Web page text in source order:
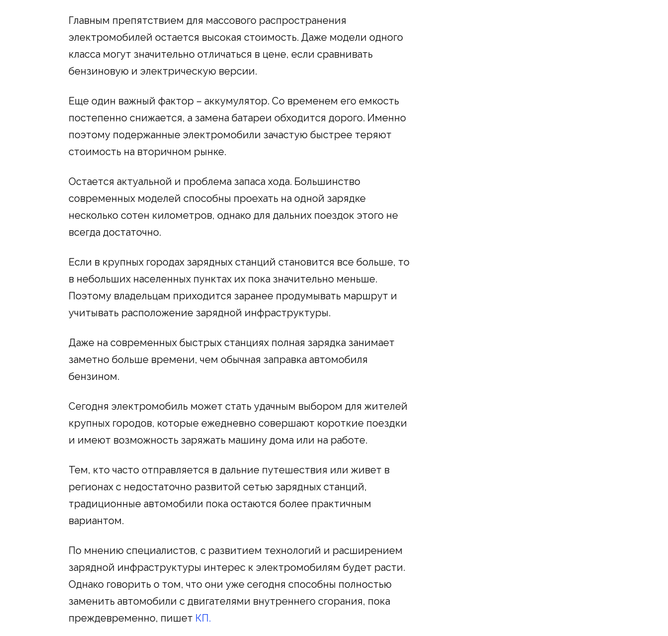
Главным препятствием для массового распространения
электромобилей остается высокая стоимость. Даже модели одного
класса могут значительно отличаться в цене, если сравнивать
бензиновую и электрическую версии.
Еще один важный фактор – аккумулятор. Со временем его емкость
постепенно снижается, а замена батареи обходится дорого. Именно
поэтому подержанные электромобили зачастую быстрее теряют
стоимость на вторичном рынке.
Остается актуальной и проблема запаса хода. Большинство
современных моделей способны проехать на одной зарядке
несколько сотен километров, однако для дальних поездок этого не
всегда достаточно.
Если в крупных городах зарядных станций становится все больше, то
в небольших населенных пунктах их пока значительно меньше.
Поэтому владельцам приходится заранее продумывать маршрут и
учитывать расположение зарядной инфраструктуры.
Даже на современных быстрых станциях полная зарядка занимает
заметно больше времени, чем обычная заправка автомобиля
бензином.
Сегодня электромобиль может стать удачным выбором для жителей
крупных городов, которые ежедневно совершают короткие поездки
и имеют возможность заряжать машину дома или на работе.
Тем, кто часто отправляется в дальние путешествия или живет в
регионах с недостаточно развитой сетью зарядных станций,
традиционные автомобили пока остаются более практичным
вариантом.
По мнению специалистов, с развитием технологий и расширением
зарядной инфраструктуры интерес к электромобилям будет расти.
Однако говорить о том, что они уже сегодня способны полностью
заменить автомобили с двигателями внутреннего сгорания, пока
преждевременно, пишет КП.